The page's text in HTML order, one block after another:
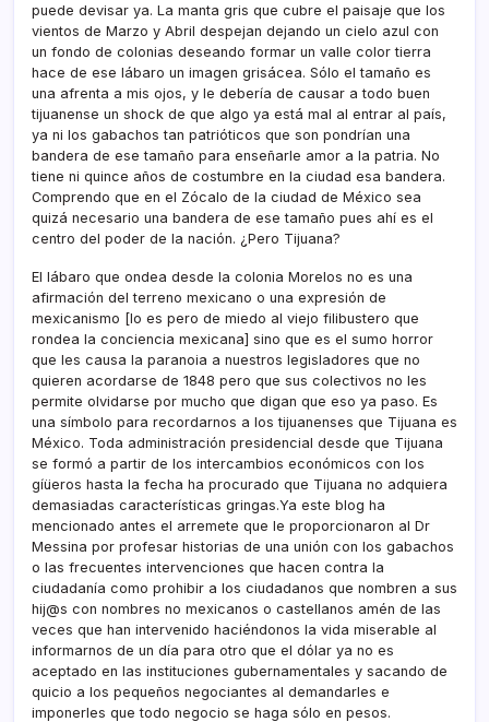
puede devisar ya. La manta gris que cubre el paisaje que los
vientos de Marzo y Abril despejan dejando un cielo azul con
un fondo de colonias deseando formar un valle color tierra
hace de ese lábaro un imagen grisácea. Sólo el tamaño es
una afrenta a mis ojos, y le deberí­a de causar a todo buen
tijuanense un shock de que algo ya está mal al entrar al paí­s,
ya ni los gabachos tan patrióticos que son pondrí­an una
bandera de ese tamaño para enseñarle amor a la patria. No
tiene ni quince años de costumbre en la ciudad esa bandera.
Comprendo que en el Zócalo de la ciudad de México sea
quizá necesario una bandera de ese tamaño pues ahí­ es el
centro del poder de la nación. ¿Pero Tijuana?
El lábaro que ondea desde la colonia Morelos no es una
afirmación del terreno mexicano o una expresión de
mexicanismo [lo es pero de miedo al viejo filibustero que
rondea la conciencia mexicana] sino que es el sumo horror
que les causa la paranoia a nuestros legisladores que no
quieren acordarse de 1848 pero que sus colectivos no les
permite olvidarse por mucho que digan que eso ya paso. Es
una sí­mbolo para recordarnos a los tijuanenses que Tijuana es
México. Toda administración presidencial desde que Tijuana
se formó a partir de los intercambios económicos con los
gíüeros hasta la fecha ha procurado que Tijuana no adquiera
demasiadas caracterí­sticas gringas.Ya este blog ha
mencionado antes el arremete que le proporcionaron al Dr
Messina por profesar historias de una unión con los gabachos
o las frecuentes intervenciones que hacen contra la
ciudadaní­a como prohibir a los ciudadanos que nombren a sus
hij@s con nombres no mexicanos o castellanos amén de las
veces que han intervenido haciéndonos la vida miserable al
informarnos de un dí­a para otro que el dólar ya no es
aceptado en las instituciones gubernamentales y sacando de
quicio a los pequeños negociantes al demandarles e
imponerles que todo negocio se haga sólo en pesos.